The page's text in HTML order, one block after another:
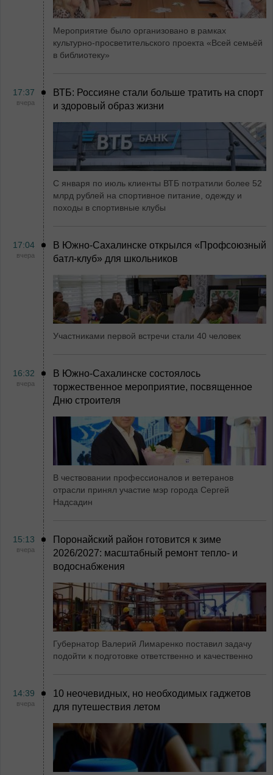
Мероприятие было организовано в рамках
культурно-просветительского проекта «Всей семьёй
в библиотеку»
17:37
вчера
ВТБ: Россияне стали больше тратить на спорт
и здоровый образ жизни
С января по июль клиенты ВТБ потратили более 52
млрд рублей на спортивное питание, одежду и
походы в спортивные клубы
17:04
вчера
В Южно-Сахалинске открылся «Профсоюзный
батл-клуб» для школьников
Участниками первой встречи стали 40 человек
16:32
вчера
В Южно-Сахалинске состоялось
торжественное мероприятие, посвященное
Дню строителя
В чествовании профессионалов и ветеранов
отрасли принял участие мэр города Сергей
Надсадин
15:13
вчера
Поронайский район готовится к зиме
2026/2027: масштабный ремонт тепло- и
водоснабжения
Губернатор Валерий Лимаренко поставил задачу
подойти к подготовке ответственно и качественно
14:39
вчера
10 неочевидных, но необходимых гаджетов
для путешествия летом